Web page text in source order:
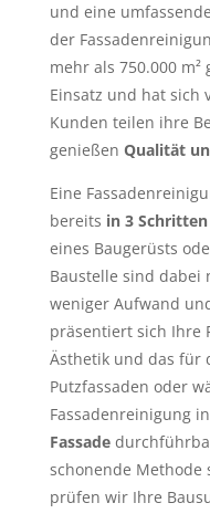
und eine
der
mehr als 750.000
Einsatz und hat sich
Kunden teilen ihre
genießen Qualität
Eine
bereits in 3 Schritten
eines Baugerüsts
Baustelle sind dabei
weniger Aufwand
präsentiert sich Ihre
Ästhetik und das für
Putzfassaden oder
Fassadenreinigung
Fassade
schonende Methode
prüfen wir Ihre